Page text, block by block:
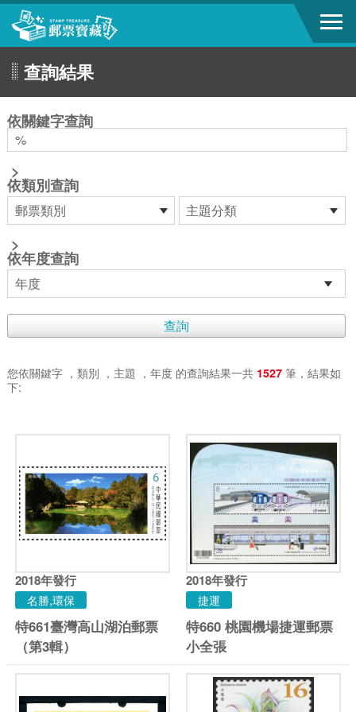
跳到主要內容區塊
查詢結果
依關鍵字查詢
>
依類別查詢
>
依年度查詢
您依關鍵字 ，類別 ，主題 ，年度 的查詢結果一共 1527筆，結果如
下:
2018年發行
名勝,環保
特661臺灣高山湖泊郵票
（第3輯）
2018年發行
捷運
特660 桃園機場捷運郵票
小全張